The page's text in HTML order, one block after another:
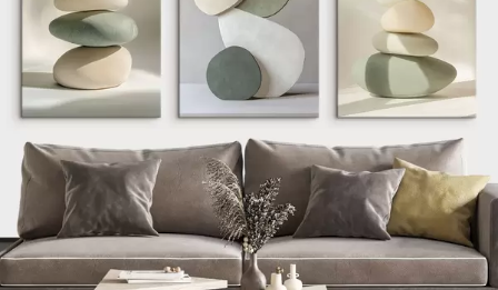
✗Környezetbarát anyag
Prémium
Tól9875Ft
✓Élénk, gazdag színek
✓Fakulásálló
Biztonságos, szagtalan tinta
✓Vászonhatású felület
✗Környezetbarát anyag